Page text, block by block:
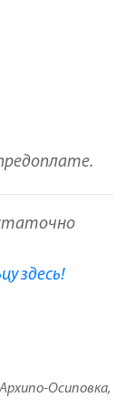
здесь!
Осиповка,